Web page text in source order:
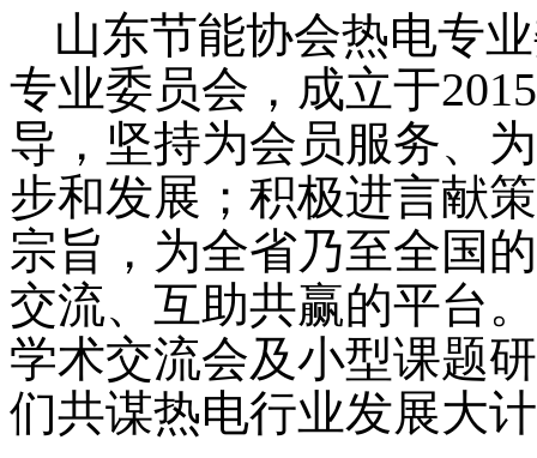
山东节能协会热电专
专业委员会，成立于2015
导，坚持为会员服务、
步和发展；积极进言献
宗旨， 为全省乃至全国
交流、互助共赢的平台
学术交流会及小型课题
们共谋热电行业发展大